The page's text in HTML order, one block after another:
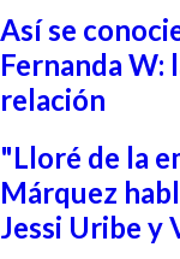
Así se
Fernanda W:
relación
"Lloré de la
Márquez
Jessi Uribe y